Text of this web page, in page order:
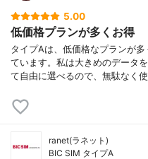
5.00
低価格プランが多くお得
タイプAは、低価格なプランが
ています。私は大きめのデータ
て自由に選べるので、無駄なく
ranet(ラネット)
BIC SIM タイプA